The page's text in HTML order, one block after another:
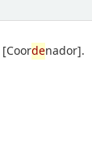
[Coordenador].